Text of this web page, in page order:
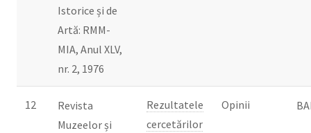
Istorice și de
Artă: RMM-
MIA, Anul XLV,
nr. 2, 1976
12
Revista
Muzeelor și
Rezultatele
cercetărilor
Opinii